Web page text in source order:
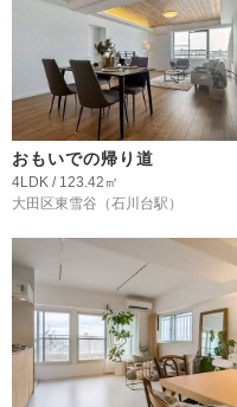
おもいでの帰り道
4LDK / 123.42㎡
大田区東雪谷 （石川台駅）